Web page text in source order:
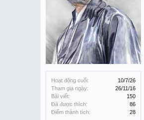
Hoạt động cuối:
10/7/26
Tham gia ngày:
26/11/16
Bài viết:
150
Đã được thích:
86
Điểm thành tích:
28